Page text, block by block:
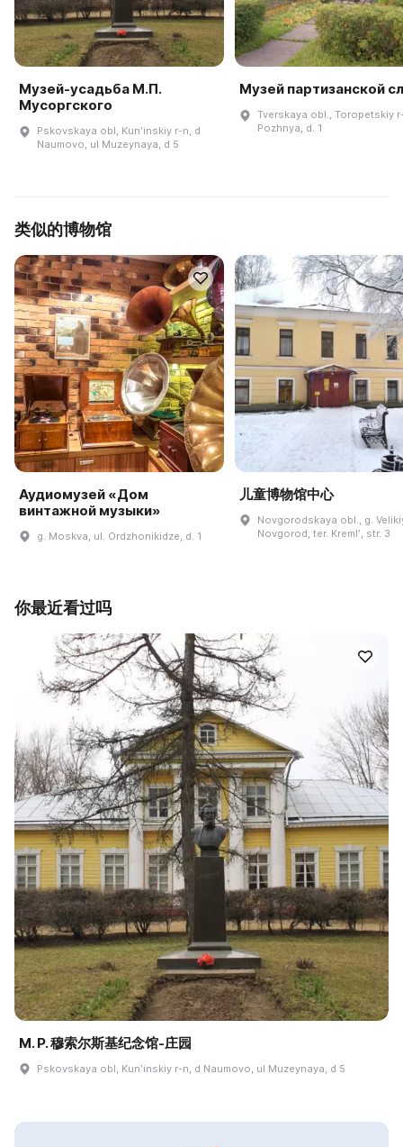
Музей-усадьба М.П.
Мусоргского
Pskovskaya obl, Kunʹinskiy r-n, d
Naumovo, ul Muzeynaya, d 5
Музей партизанской
Tverskaya obl., Toropetskiy
Pozhnya, d. 1
类似的博物馆
Аудиомузей «Дом
винтажной музыки»
g. Moskva, ul. Ordzhonikidze, d. 1
儿童博物馆中心
Novgorodskaya obl., g.
Novgorod, ter. Kremlʹ, str. 3
你最近看过吗
M. P. 穆索尔斯基纪念馆-庄园
Pskovskaya obl, Kunʹinskiy r-n, d Naumovo, ul Muzeynaya, d 5